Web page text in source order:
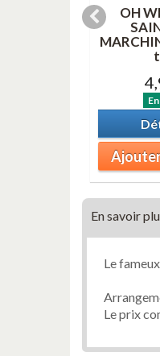
OH
En savoir
Le
Le prix